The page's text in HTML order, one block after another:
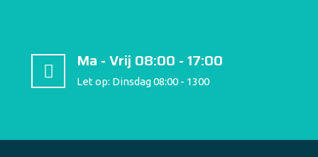
Ma - Vrij 08:00 - 17:00
Let op: Dinsdag 08:00 - 1300